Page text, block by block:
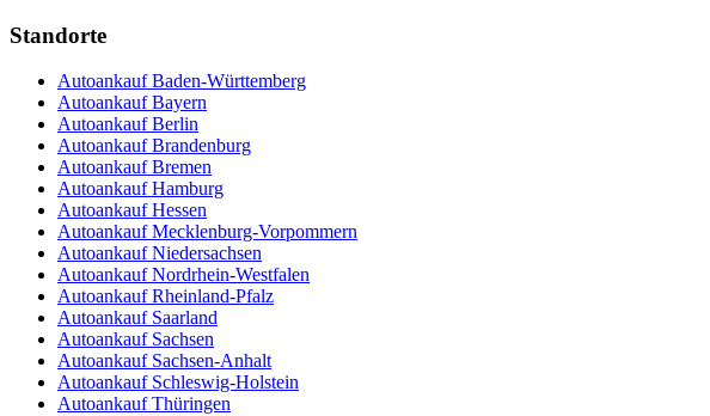
Standorte
Autoankauf Baden-Württemberg
Autoankauf Bayern
Autoankauf Berlin
Autoankauf Brandenburg
Autoankauf Bremen
Autoankauf Hamburg
Autoankauf Hessen
Autoankauf Mecklenburg-Vorpommern
Autoankauf Niedersachsen
Autoankauf Nordrhein-Westfalen
Autoankauf Rheinland-Pfalz
Autoankauf Saarland
Autoankauf Sachsen
Autoankauf Sachsen-Anhalt
Autoankauf Schleswig-Holstein
Autoankauf Thüringen